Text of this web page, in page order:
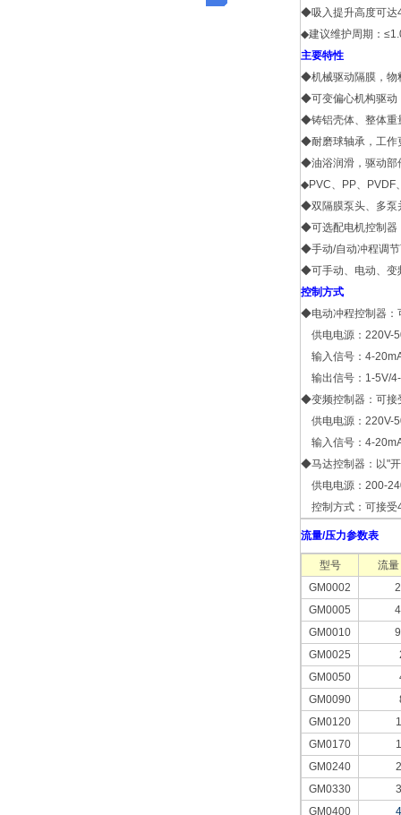
◆吸入提升高度可达
◆建议维护周期：≤
主要特性
◆机械驱动隔膜，物
◆可变偏心机构驱动
◆铸铝壳体、整体重
◆耐磨球轴承，工作
◆油浴润滑，驱动部
◆PVC、PP、PVDF
◆双隔膜泵头、多泵
◆可选配电机控制器
◆手动/自动冲程调
◆可手动、电动、变
控制方式
◆电动冲程控制器：
供电电源：220V-
输入信号：4-
输出信号：1-5V/
◆变频控制器：可接
供电电源：220V-
输入信号：4-
◆马达控制器：以"
供电电源：200-
控制方式：可接受
流量/压力参数表
型号
流
GM0002
GM0005
GM0010
GM0025
GM0050
GM0090
GM0120
GM0170
GM0240
GM0330
GM0400